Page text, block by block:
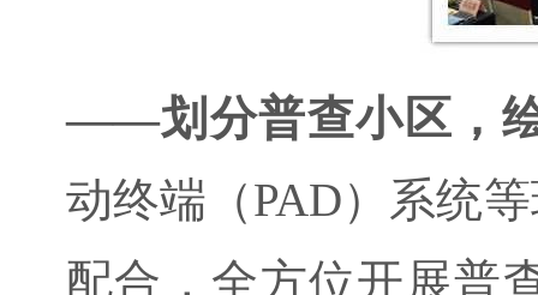
——划分普查小区，
动终端（PAD）系统
配合，全方位开展普